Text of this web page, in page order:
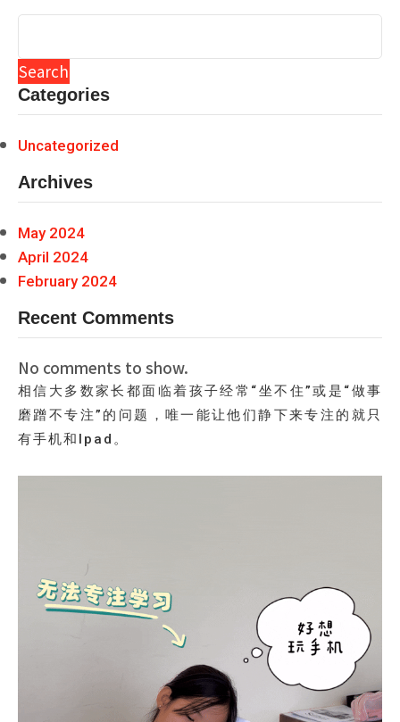
Search
Categories
Uncategorized
Archives
May 2024
April 2024
February 2024
Recent Comments
No comments to show.
相信大多数家长都面临着孩子经常“坐不住”或是“做事
磨蹭不专注”的问题，唯一能让他们静下来专注的就只
有手机和Ipad。